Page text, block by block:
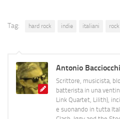
Tag: hard rock indie italiani rock
Antonio Bacciocchi
Scrittore, musicista,
batterista in una
Link Quartet, Lilith),
e suonando in tutta